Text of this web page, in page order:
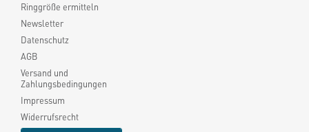
Ringgröße ermitteln
Newsletter
Datenschutz
AGB
Versand und
Zahlungsbedingungen
Impressum
Widerrufsrecht